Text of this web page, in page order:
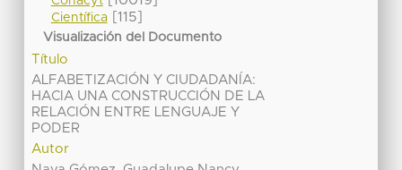
Científica[115]
Visualización del Documento
Título
ALFABETIZACIÓN Y CIUDADANÍA:
HACIA UNA CONSTRUCCIÓN DE LA
RELACIÓN ENTRE LENGUAJE Y
PODER
Autor